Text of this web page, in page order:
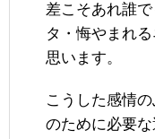
差こそあれ誰
タ・悔やまれ
思います。
こうした感情
のために必要